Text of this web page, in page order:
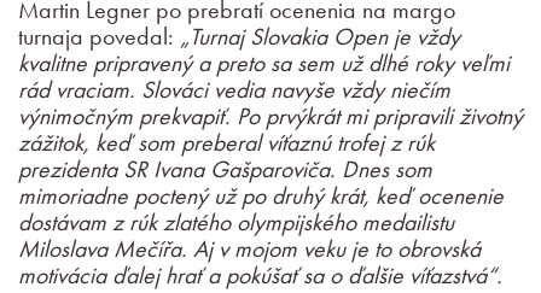
Martin Legner po prebratí ocenenia na margo
turnaja povedal: „Turnaj Slovakia Open je vždy
kvalitne pripravený a preto sa sem už dlhé roky veľmi
rád vraciam. Slováci vedia navyše vždy niečím
výnimočným prekvapiť. Po prvýkrát mi pripravili životný
zážitok, keď som preberal víťaznú trofej z rúk
prezidenta SR Ivana Gašparoviča. Dnes som
mimoriadne poctený už po druhý krát, keď ocenenie
dostávam z rúk zlatého olympijského medailistu
Miloslava Mečířa. Aj v mojom veku je to obrovská
motivácia ďalej hrať a pokúšať sa o ďalšie víťazstvá“.